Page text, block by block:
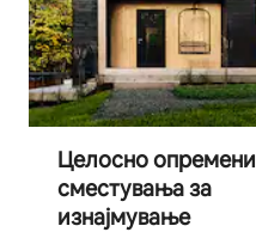
Целосно опремени
сместувања за
изнајмување